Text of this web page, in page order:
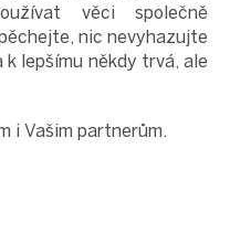
věci společně
nic nevyhazujte
lepšímu někdy trvá, ale
i Vašim partnerům.